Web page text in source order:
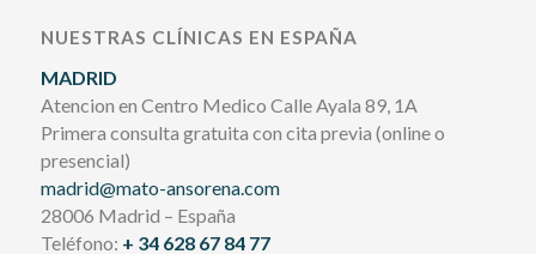
NUESTRAS CLÍNICAS EN ESPAÑA
MADRID
Atencion en Centro Medico Calle Ayala 89, 1A
Primera consulta gratuita con cita previa (online o
presencial)
madrid@mato-ansorena.com
28006 Madrid – España
Teléfono: + 34 628 67 84 77